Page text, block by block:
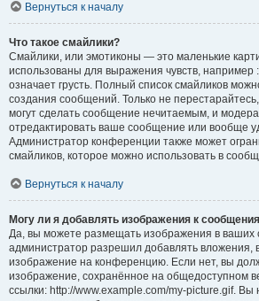
Вернуться к началу
Что такое смайлики?
Смайлики, или эмотиконы — это маленькие
использованы для выражения чувств, например
означает грусть. Полный список смайликов
создания сообщений. Только не
могут сделать сообщение нечитаемым, и
отредактировать ваше сообщение или вообще
Администратор конференции также может
смайликов, которое можно использовать в
Вернуться к началу
Могу ли я добавлять изображения к
Да, вы можете размещать изображения в ваших
администратор разрешил добавлять вложения,
изображение на конференцию. Если нет, вы
изображение, сохранённое на общедоступном
ссылки: http://www.example.com/my-picture.gif. Вы